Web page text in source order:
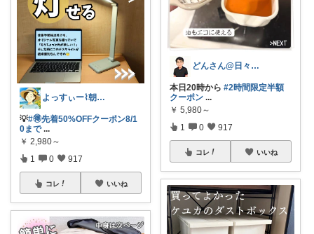
よっすぃー⌇朝コレ☀楽しい暮らし😇
💡#🉐先着50%OFFクーポン8/1
0まで ...
￥ 2,980～
1 0 917
コレ いいね
どんさん@日々の生活に彩りを
本日20時から #2時間限定半額
クーポン ...
￥ 5,980～
1 0 917
コレ いいね